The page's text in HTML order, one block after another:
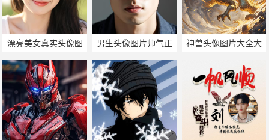
漂亮美女真实头像图
片
男生头像图片帅气正
脸
神兽头像图片大全大